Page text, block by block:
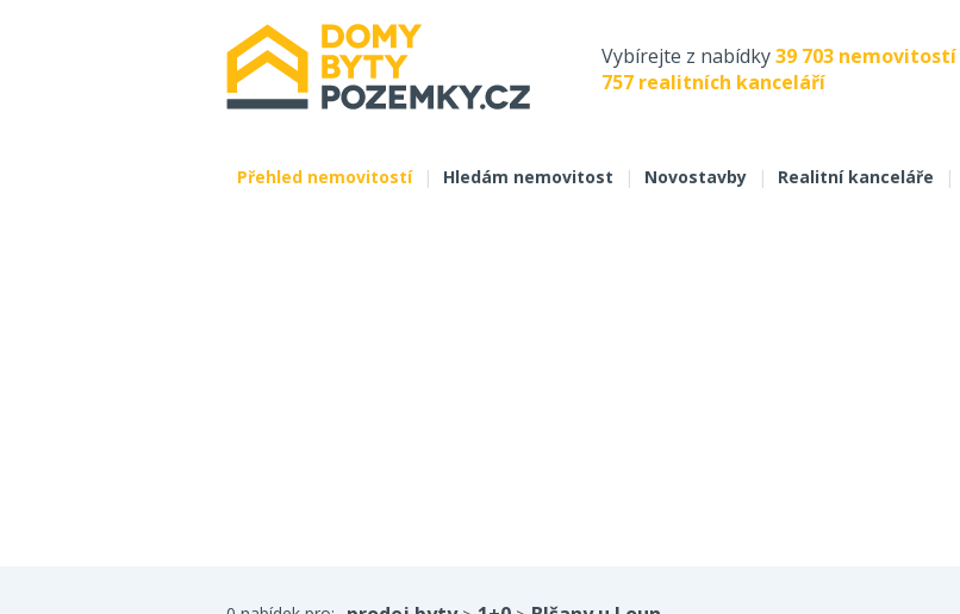
Vybírejte z nabídky39 703 nemovitostí
757 realitních kanceláří
Přehled nemovitostí | Hledám nemovitost | Novostavby | Realitní kanceláře |